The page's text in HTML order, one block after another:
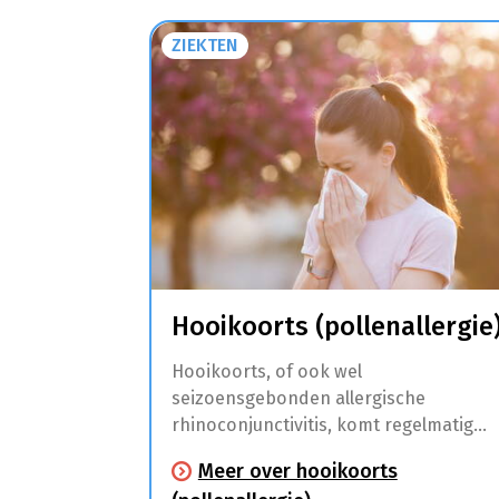
ZIEKTEN
Hooikoorts
Hooikoorts, of ook wel
seizoensgebonden allergische
rhinoconjunctivitis, komt regelmatig
die klachten aan de slijmvliezen van de
Meer over hooikoorts